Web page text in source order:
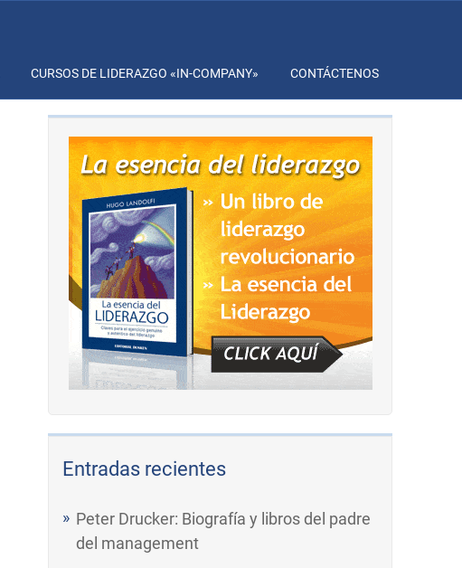
CURSOS DE LIDERAZGO «IN-COMPANY» CONTÁCTENOS
Entradas recientes
Peter Drucker: Biografía y libros del padre
del management